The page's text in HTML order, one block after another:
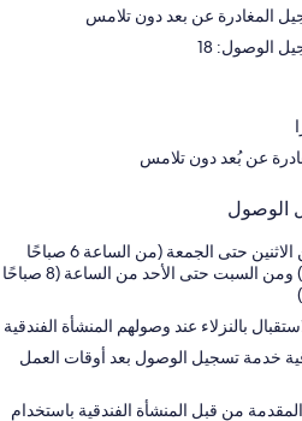
المغادرة عن بعد دون تلامس
الوصول: 18
عن بُعد دون تلامس
الوصول
يعمل مكتب الاستقبال من الاثنين حتى الجمعة (من الساعة 6 صباحًا
حتى الساعة 10:00 مساءً) ومن السبت حتى الأحد من الساعة (8 صباحًا
بالنزلاء عند وصولهم المنشأة الفندقية
خدمة تسجيل الوصول بعد أوقات العمل
من قبل المنشأة الفندقية باستخدام